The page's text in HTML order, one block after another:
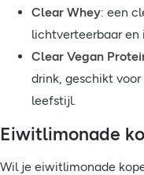
Clear Whey: een
lichtverteerbaar en
Clear Vegan
drink, geschikt
leefstijl.
Eiwitlimonade
Wil je eiwitlimonade